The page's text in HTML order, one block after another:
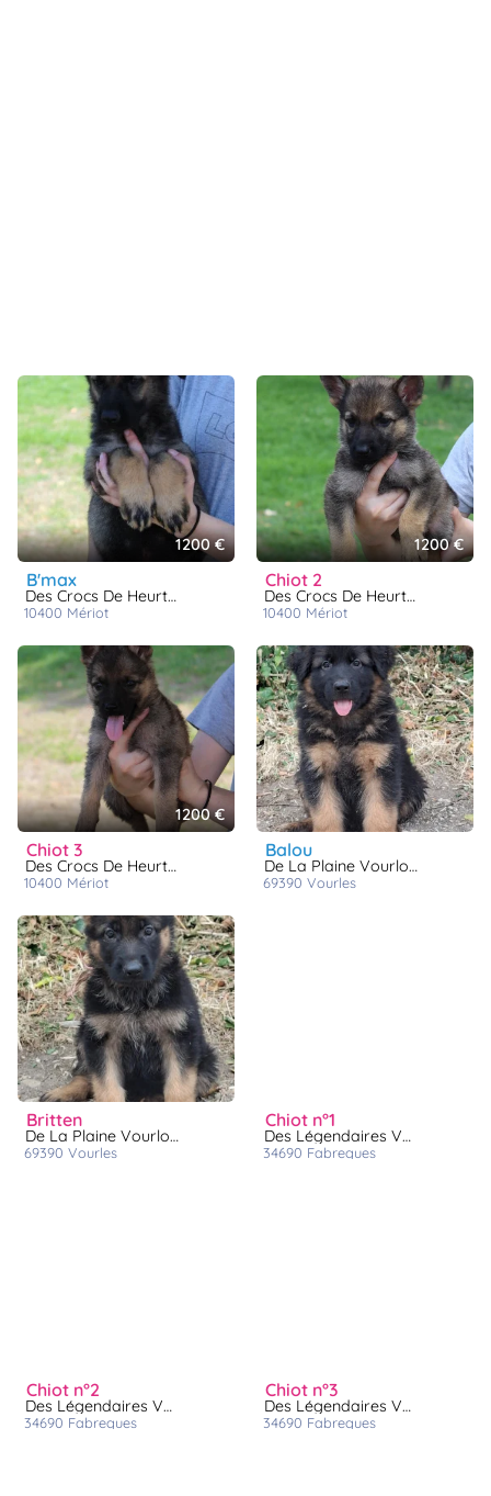
1200 €
b'max
Des Crocs De Heurtevent
10400 mériot
1200 €
chiot 2
Des Crocs De Heurtevent
10400 mériot
1200 €
chiot 3
Des Crocs De Heurtevent
10400 mériot
balou
De La Plaine Vourloise
69390 vourles
britten
De La Plaine Vourloise
69390 vourles
chiot n°1
Des Légendaires Vanova
34690 fabregues
chiot n°2
Des Légendaires Vanova
34690 fabregues
chiot n°3
Des Légendaires Vanova
34690 fabregues